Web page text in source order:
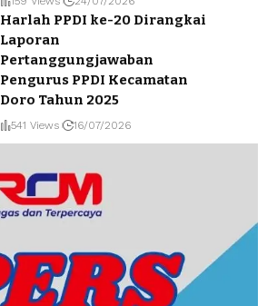
Harlah PPDI ke-20 Dirangkai
Laporan
Pertanggungjawaban
Pengurus PPDI Kecamatan
Doro Tahun 2025
541 Views 16/07/2026